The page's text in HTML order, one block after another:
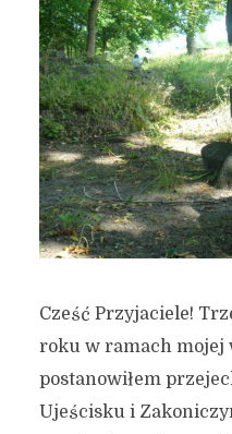
Cześć Przyjaciele!
roku w ramach mojej
postanowiłem
Ujeścisku i